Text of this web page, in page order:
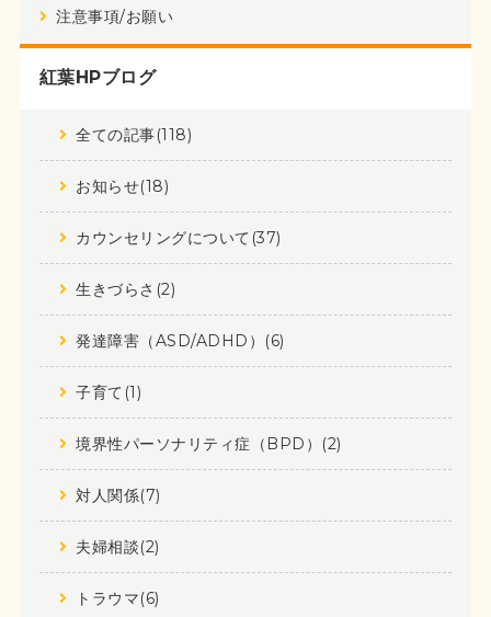
注意事項/お願い
紅葉HPブログ
全ての記事(118)
お知らせ(18)
カウンセリングについて(37)
生きづらさ(2)
発達障害（ASD/ADHD）(6)
子育て(1)
境界性パーソナリティ症（BPD）(2)
対人関係(7)
夫婦相談(2)
トラウマ(6)